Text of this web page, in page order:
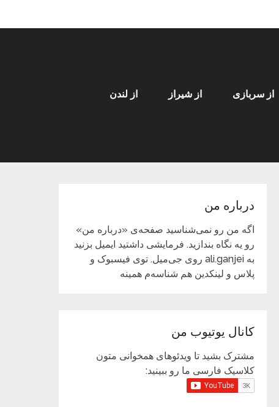
از سربازی از شیراز از لندن
درباره من
اگه من رو نمی‌شناسید صفحه‌ی «درباره من»
رو یه نگاه بندازید. فرمایشی داشتید ایمیل بزنید
به ali.ganjei روی جی‌میل. توی فیسبوک و
پلاس و لینکدین هم شناسه‌م همینه
کانال یوتیوب من
مشترک بشید تا ویدئوهای همخوانی متون
کلاسیک فارسی ما رو ببینید: